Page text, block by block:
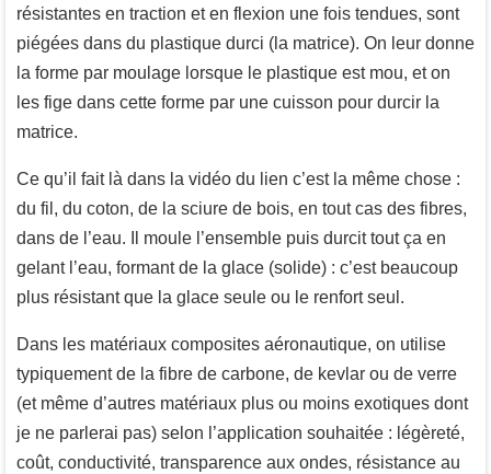
résistantes en traction et en flexion une fois tendues, sont
piégées dans du plastique durci (la matrice). On leur donne
la forme par moulage lorsque le plastique est mou, et on
les fige dans cette forme par une cuisson pour durcir la
matrice.
Ce qu’il fait là dans la vidéo du lien c’est la même chose :
du fil, du coton, de la sciure de bois, en tout cas des fibres,
dans de l’eau. Il moule l’ensemble puis durcit tout ça en
gelant l’eau, formant de la glace (solide) : c’est beaucoup
plus résistant que la glace seule ou le renfort seul.
Dans les matériaux composites aéronautique, on utilise
typiquement de la fibre de carbone, de kevlar ou de verre
(et même d’autres matériaux plus ou moins exotiques dont
je ne parlerai pas) selon l’application souhaitée : légèreté,
coût, conductivité, transparence aux ondes, résistance au